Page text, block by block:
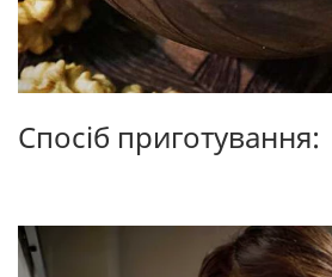
Спосіб приготування: